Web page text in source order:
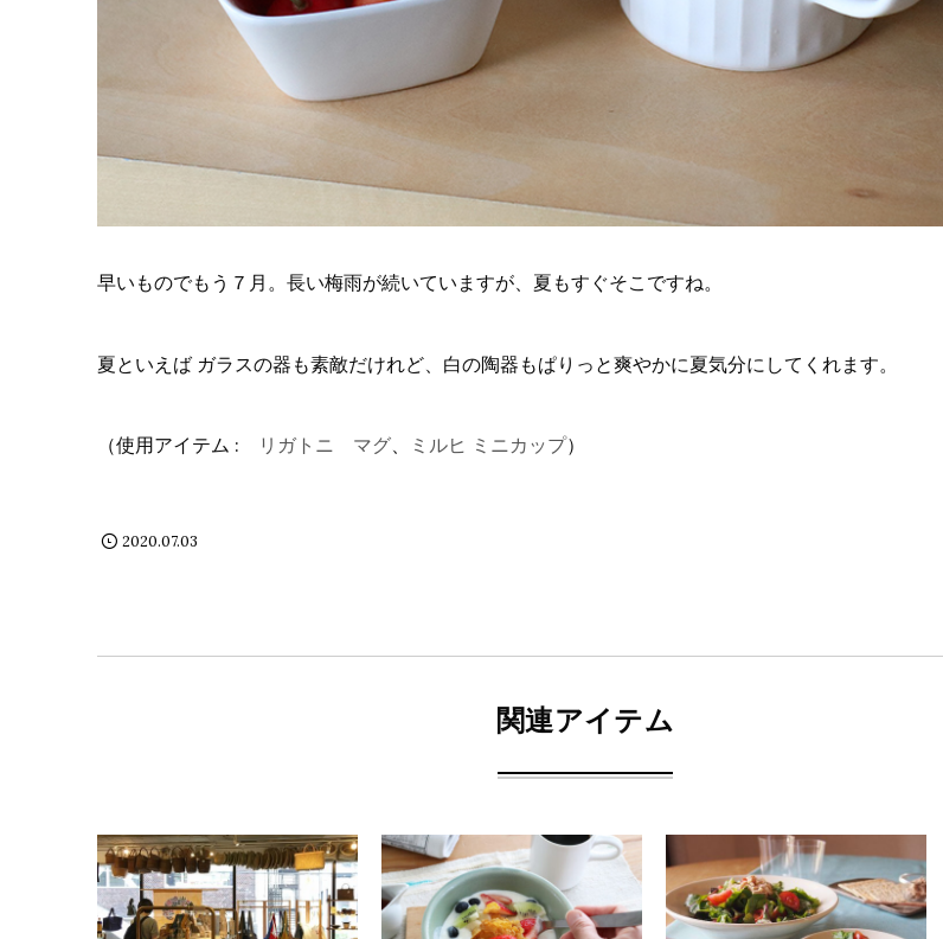
早いものでもう７月。長い梅雨が続いていますが、夏もすぐそこですね。
夏といえば ガラスの器も素敵だけれど、白の陶器もぱりっと爽やかに夏気分にしてくれます。
（使用アイテム : リガトニ マグ ミルヒ ミニカップ）
2020.07.03
関連アイテム